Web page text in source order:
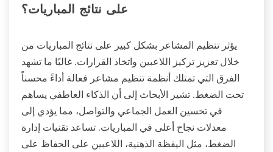
على نتائج المباريات؟
يؤثر تنظيم المشاعر بشكل كبير على نتائج المباريات من
خلال تعزيز تركيز اللاعبين واتخاذ القرارات. غالبًا ما تشهد
الفرق التي تمتلك أنظمة تنظيم مشاعر فعالة أداءً محسناً
تحت الضغط. تشير الأبحاث إلى أن الذكاء العاطفي يساهم
في تحسين العمل الجماعي والتواصل، مما يؤدي إلى
معدلات نجاح أعلى في المباريات. تساعد تقنيات إدارة
الضغط، مثل اليقظة الذهنية، اللاعبين على الحفاظ على